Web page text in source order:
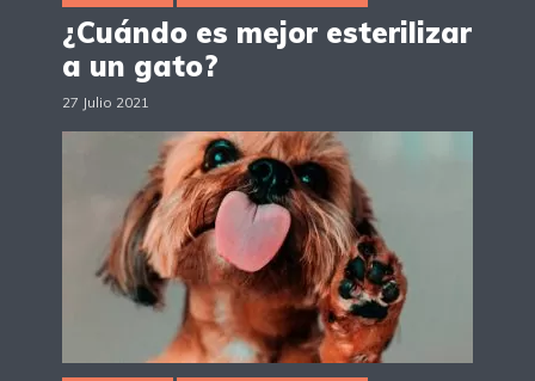
¿Cuándo es mejor esterilizar
a un gato?
27 Julio 2021